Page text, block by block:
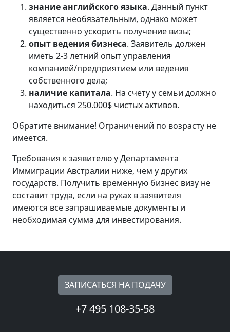
знание английского языка. Данный пункт
является необязательным, однако может
существенно ускорить получение визы;
опыт ведения бизнеса. Заявитель должен
иметь 2-3 летний опыт управления
компанией/предприятием или ведения
собственного дела;
наличие капитала. На счету у семьи должно
находиться 250.000$ чистых активов.
Обратите внимание! Ограничений по возрасту не
имеется.
Требования к заявителю у Департамента
Иммиграции Австралии ниже, чем у других
государств. Получить временную бизнес визу не
составит труда, если на руках в заявителя
имеются все запрашиваемые документы и
необходимая сумма для инвестирования.
ЗАПИСАТЬСЯ НА ПОДАЧУ
+7 495 108-35-58